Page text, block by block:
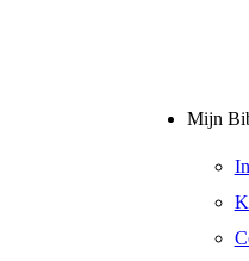
Mijn